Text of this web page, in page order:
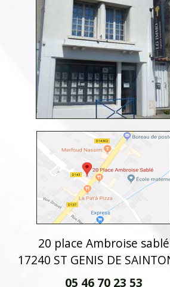
20 place Ambroise sablé
17240 ST GENIS DE
05 46 70 23 53